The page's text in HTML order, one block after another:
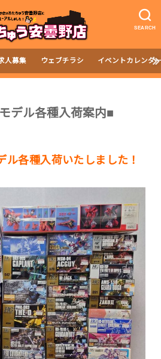
SEARCH
人募集 ウェブチラシ イベントカレンダ
デル各種入荷案内■
ル各種入荷いたしました！